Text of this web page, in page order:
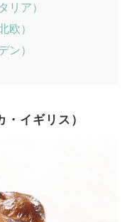
リア）
欧）
ン）
イギリス）